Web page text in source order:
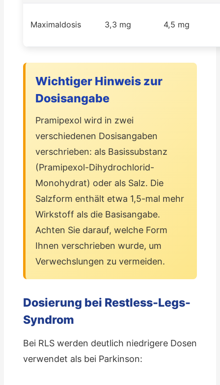
Maximaldosis 3,3 mg 4,5 mg
Wichtiger Hinweis zur
Dosisangabe
Pramipexol wird in zwei
verschiedenen Dosisangaben
verschrieben: als Basissubstanz
(Pramipexol-Dihydrochlorid-
Monohydrat) oder als Salz. Die
Salzform enthält etwa 1,5-mal mehr
Wirkstoff als die Basisangabe.
Achten Sie darauf, welche Form
Ihnen verschrieben wurde, um
Verwechslungen zu vermeiden.
Dosierung bei Restless-Legs-
Syndrom
Bei RLS werden deutlich niedrigere Dosen
verwendet als bei Parkinson: